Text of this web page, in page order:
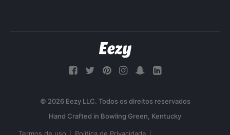
© 2026 Eezy LLC. Todos os direitos reservados